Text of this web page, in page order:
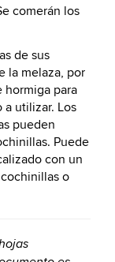
comerán los
de sus
la melaza, por
para
utilizar. Los
pueden
Puede
con un
o